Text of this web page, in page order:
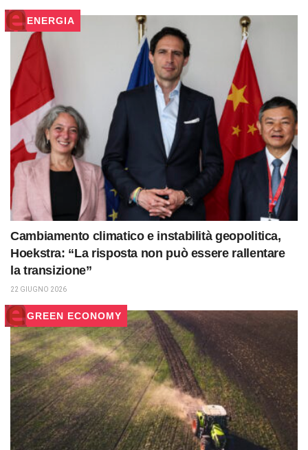
ENERGIA
Cambiamento climatico e instabilità geopolitica,
Hoekstra: “La risposta non può essere rallentare
la transizione”
22 GIUGNO 2026
GREEN ECONOMY